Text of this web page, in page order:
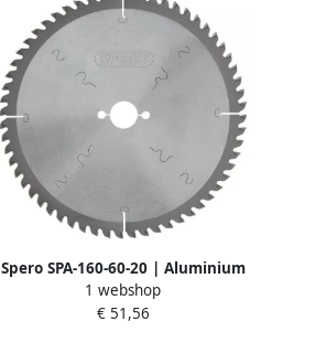
Spero SPA-160-60-20 | Aluminium
HPL en Trespa TCT zaagblad |
160mm | 60 tands | asgat 20mm
1 webshop
€ 51,56